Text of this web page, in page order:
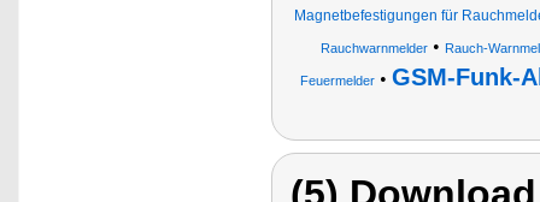
Magnetbefestigungen für
Rauchwarnmelder • Rauch-
Feuermelder • GSM-Funk-